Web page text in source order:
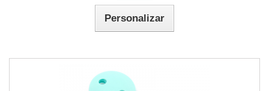
Personalizar